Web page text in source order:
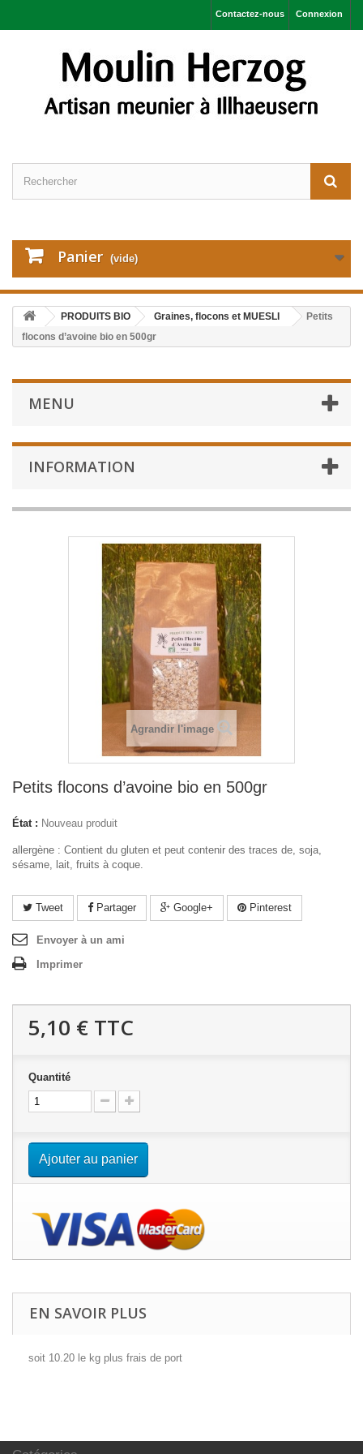
Connexion
Contactez-nous
Panier (vide)
PRODUITS BIO Graines, flocons et MUESLI
Petits
flocons d’avoine bio en 500gr
MENU
INFORMATION
Agrandir l'image
Petits flocons d’avoine bio en 500gr
État : Nouveau produit
allergène : Contient du gluten et peut contenir des traces de, soja,
sésame, lait, fruits à coque.
Tweet Partager Google+ Pinterest
Envoyer à un ami
Imprimer
5,10 € TTC
Quantité
Ajouter au panier
EN SAVOIR PLUS
soit 10.20 le kg plus frais de port